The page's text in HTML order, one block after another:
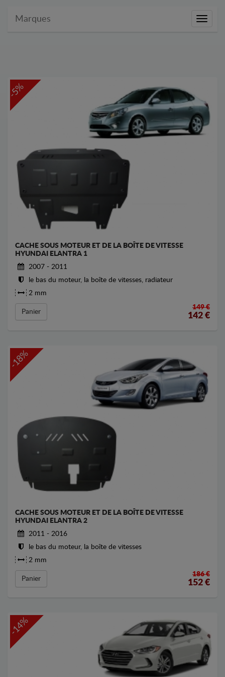
Marques
-5%
CACHE SOUS MOTEUR ET DE LA BOÎTE DE VITESSE
HYUNDAI ELANTRA 1
2007 - 2011
le bas du moteur, la boîte de vitesses, radiateur
2 mm
Panier
149 €
142 €
-18%
CACHE SOUS MOTEUR ET DE LA BOÎTE DE VITESSE
HYUNDAI ELANTRA 2
2011 - 2016
le bas du moteur, la boîte de vitesses
2 mm
Panier
186 €
152 €
-14%